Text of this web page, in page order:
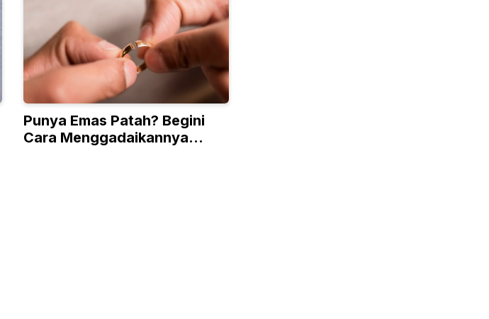
Punya Emas Patah? Begini
Cara Menggadaikannya